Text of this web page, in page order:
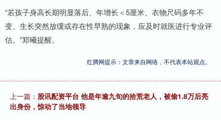
“若孩子身高长期明显落后、年增长＜5厘米、衣物尺码多年不
变、生长突然放缓或存在性早熟的现象，应及时就医进行专业评
估。”郑曦提醒。
红腾网提示：文章来自网络，不代表本站观点。
上一篇： 股讯配资平台 他是年逾九旬的拾荒老人，被偷1.8万后亮
出身份，惊动了当地领导